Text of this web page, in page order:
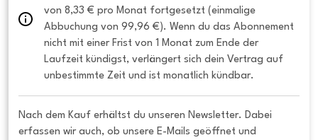
von 8,33 € pro Monat fortgesetzt (einmalige
Abbuchung von 99,96 €). Wenn du das Abonnement
nicht mit einer Frist von 1 Monat zum Ende der
Laufzeit kündigst, verlängert sich dein Vertrag auf
unbestimmte Zeit und ist monatlich kündbar.
Nach dem Kauf erhältst du unseren Newsletter. Dabei
erfassen wir auch, ob unsere E-Mails geöffnet und